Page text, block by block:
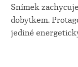
Snímek
dobytkem.
jediné